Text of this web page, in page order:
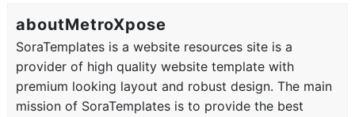
aboutMetroXpose
SoraTemplates is a website resources site is a
provider of high quality website template with
premium looking layout and robust design. The main
mission of SoraTemplates is to provide the best